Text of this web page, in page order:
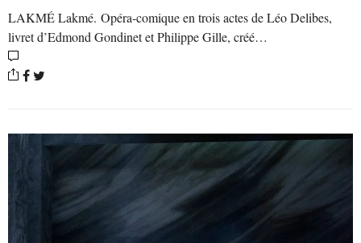
LAKMÉ Lakmé. Opéra-comique en trois actes de Léo Delibes,
livret d’Edmond Gondinet et Philippe Gille, créé…